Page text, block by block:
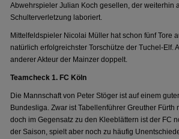
Abwehrspieler Julian Koch gesellen, der weiterhin
Schulterverletzung laboriert.
Mittelfeldspieler Nicolai Müller hat schon fünf Tore
natürlich erfolgreichster Torschütze der Tuchel-Elf.
anderer Akteur der Mainzer doppelt.
Teamcheck 1. FC Köln
Die Mannschaft von Peter Stöger ist auf einem
Bundesliga. Zwar ist Tabellenführer Greuther Fürth
doch im Gegensatz zu den Kleeblättern ist der FC
der Saison, spielt aber noch zu häufig